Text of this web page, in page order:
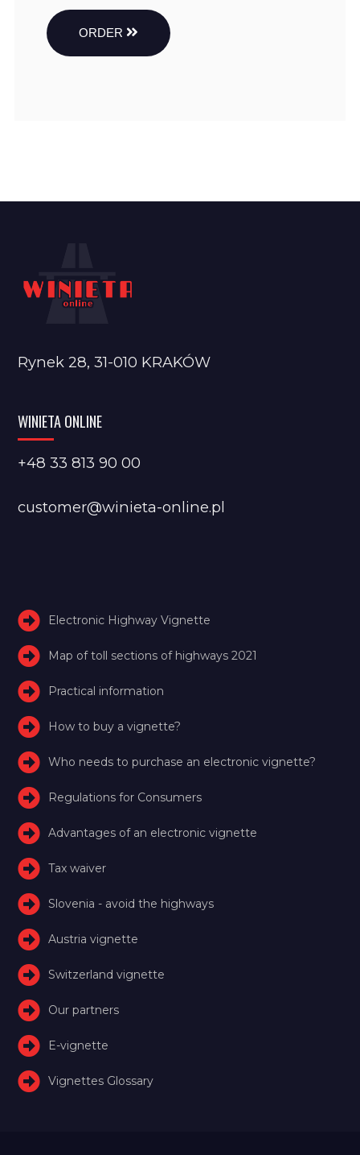
ORDER
Rynek 28, 31-010 KRAKÓW
WINIETA ONLINE
+48 33 813 90 00
customer@winieta-online.pl
Electronic Highway Vignette
Map of toll sections of highways 2021
Practical information
How to buy a vignette?
Who needs to purchase an electronic vignette?
Regulations for Consumers
Advantages of an electronic vignette
Tax waiver
Slovenia - avoid the highways
Austria vignette
Switzerland vignette
Our partners
E-vignette
Vignettes Glossary